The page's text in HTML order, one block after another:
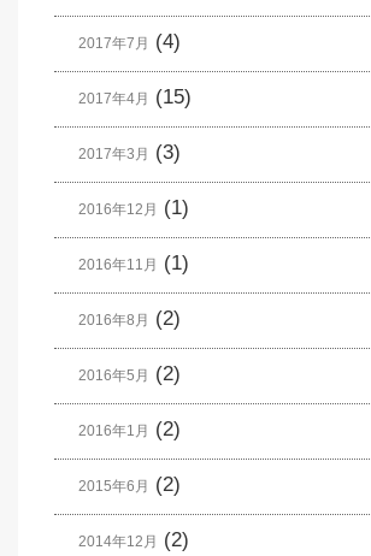
2017年7月 (4)
2017年4月 (15)
2017年3月 (3)
2016年12月 (1)
2016年11月 (1)
2016年8月 (2)
2016年5月 (2)
2016年1月 (2)
2015年6月 (2)
2014年12月 (2)